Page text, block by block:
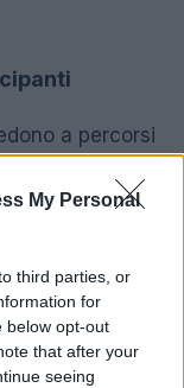
My Personal
third parties, or
for
below opt-out
that after your
seeing
a percorsi
è migliorare
partner
in carico
delle
di